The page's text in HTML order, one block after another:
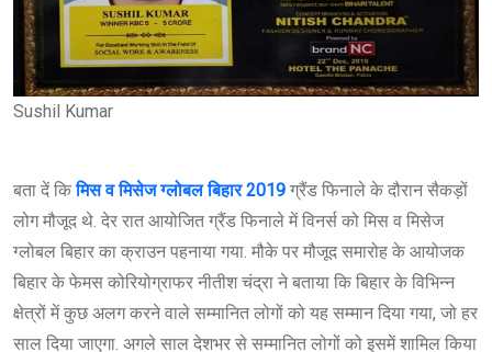
Sushil Kumar
बता दें किमिस व मिसेज ग्लोबल बिहार 2019 ग्रैंड फिनाले के दौरान सैकड़ों
लोग मौजूद थे. देर रात आयोजित ग्रैंड फिनाले में विनर्स को मिस व मिसेज
ग्लोबल बिहार का क्राउन पहनाया गया. मौके पर मौजूद समारोह के आयोजक
बिहार के फेमस कोरियोग्राफर नीतीश चंद्रा ने बताया कि बिहार के विभिन्न
क्षेत्रों में कुछ अलग करने वाले सम्मानित लोगों को यह सम्मान दिया गया, जो हर
साल दिया जाएगा. अगले साल देशभर से सम्मानित लोगों को इसमें शामिल किया